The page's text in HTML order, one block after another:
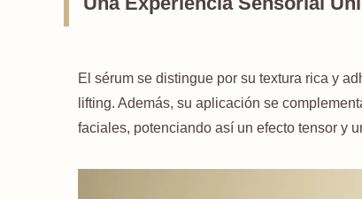
El sérum se distingue por su textura rica y
lifting. Además, su aplicación se
faciales, potenciando así un efecto tensor y